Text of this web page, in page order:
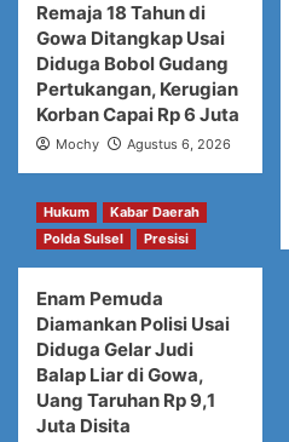
Remaja 18 Tahun di
Gowa Ditangkap Usai
Diduga Bobol Gudang
Pertukangan, Kerugian
Korban Capai Rp 6 Juta
Mochy Agustus 6, 2026
Hukum
Kabar Daerah
Polda Sulsel
Presisi
Enam Pemuda
Diamankan Polisi Usai
Diduga Gelar Judi
Balap Liar di Gowa,
Uang Taruhan Rp 9,1
Juta Disita